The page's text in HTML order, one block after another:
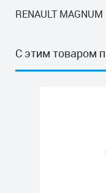
RENAULT MAGNUM
С этим товаром